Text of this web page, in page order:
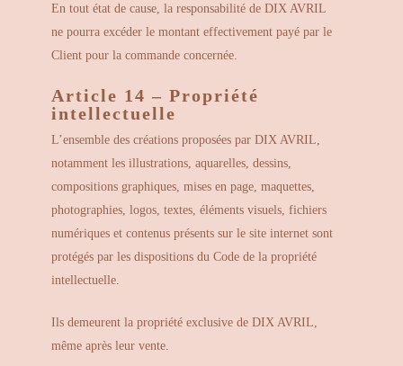
En tout état de cause, la responsabilité de DIX AVRIL
ne pourra excéder le montant effectivement payé par le
Client pour la commande concernée.
Article 14 – Propriété
intellectuelle
L’ensemble des créations proposées par DIX AVRIL,
notamment les illustrations, aquarelles, dessins,
compositions graphiques, mises en page, maquettes,
photographies, logos, textes, éléments visuels, fichiers
numériques et contenus présents sur le site internet sont
protégés par les dispositions du Code de la propriété
intellectuelle.
Ils demeurent la propriété exclusive de DIX AVRIL,
même après leur vente.